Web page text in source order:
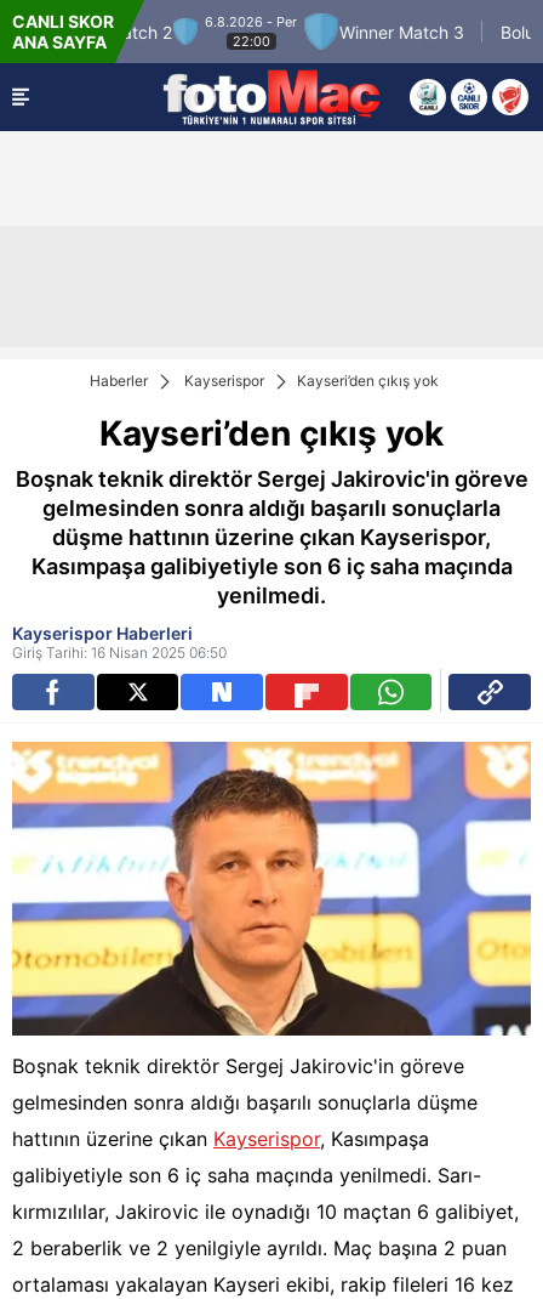
CANLI SKOR
ANA SAYFA
Winner Match 2
6.8.2026 - Per
22:00
Winner Match 3 Boluspor
Haberler Kayserispor Kayseri’den çıkış yok
Kayseri’den çıkış yok
Boşnak teknik direktör Sergej Jakirovic'in göreve
gelmesinden sonra aldığı başarılı sonuçlarla
düşme hattının üzerine çıkan Kayserispor,
Kasımpaşa galibiyetiyle son 6 iç saha maçında
yenilmedi.
Kayserispor Haberleri
Giriş Tarihi: 16 Nisan 2025 06:50
Boşnak teknik direktör Sergej Jakirovic'in göreve
gelmesinden sonra aldığı başarılı sonuçlarla düşme
hattının üzerine çıkan Kayserispor, Kasımpaşa
galibiyetiyle son 6 iç saha maçında yenilmedi. Sarı-
kırmızılılar, Jakirovic ile oynadığı 10 maçtan 6 galibiyet,
2 beraberlik ve 2 yenilgiyle ayrıldı. Maç başına 2 puan
ortalaması yakalayan Kayseri ekibi, rakip fileleri 16 kez